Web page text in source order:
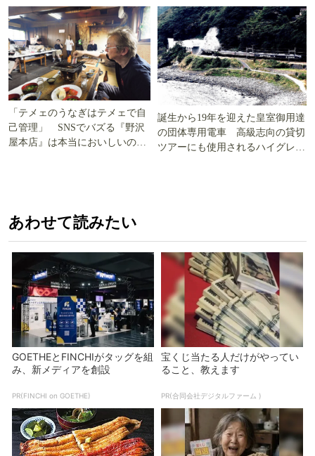
「テメェのうなぎはテメェで自
己管理」 SNSでバズる『野沢
屋本店』は本当においしいの
誕生から19年を迎えた皇室御用達
の団体専用電車 高級志向の貸切
ツアーにも使用されるハイグレー
あわせて読みたい
GOETHEとFINCHIがタッグを組
み、新メディアを創設
PR(FINCHI on GOETHE)
宝くじ当たる人だけがやってい
ること、教えます
PR(合同会社デジタルファーム )